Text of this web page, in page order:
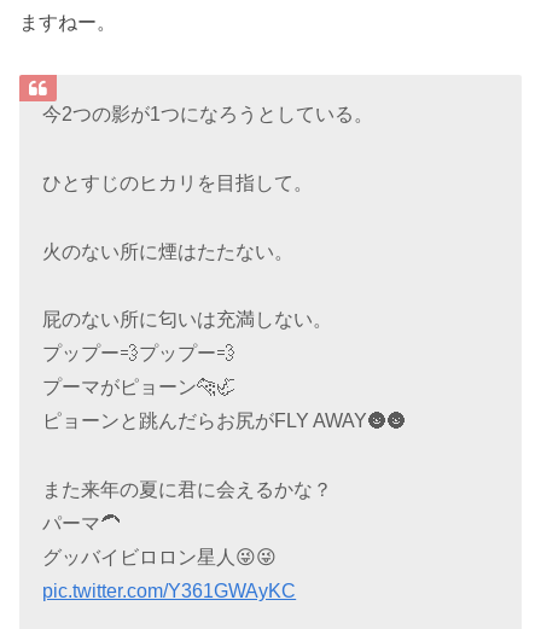
ますねー。
今2つの影が1つになろうとしている。
ひとすじのヒカリを目指して。
火のない所に煙はたたない。
屁のない所に匂いは充満しない。
プップー💨プップー💨
プーマがピョーン🐆🦏
ピョーンと跳んだらお尻がFLY AWAY🌚🌚
また来年の夏に君に会えるかな？
パーマ🦱
グッバイビロロン星人😜😜
pic.twitter.com/Y361GWAyKC